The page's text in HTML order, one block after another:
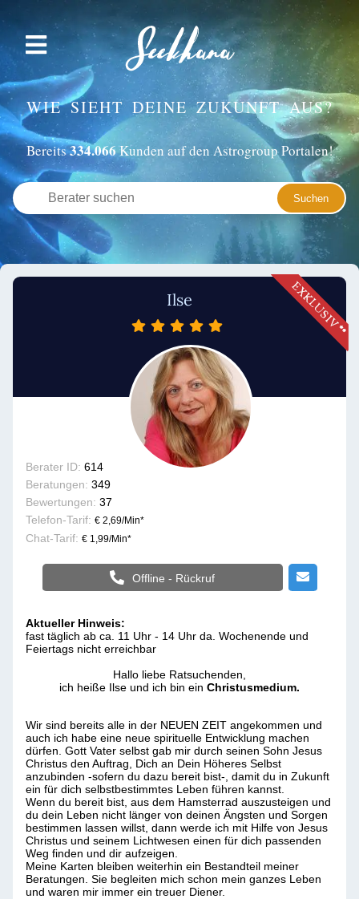
WIE SIEHT DEINE ZUKUNFT AUS?
Bereits334.066Kunden auf den Astrogroup Portalen!
Ilse
Berater ID: 614
Beratungen: 349
Bewertungen: 37
Telefon-Tarif: € 2,69/Min*
Chat-Tarif: € 1,99/Min*
Offline - Rückruf
Aktueller Hinweis:
fast täglich ab ca. 11 Uhr - 14 Uhr da. Wochenende und
Feiertags nicht erreichbar
Hallo liebe Ratsuchenden,
ich heiße Ilse und ich bin ein Christusmedium.
Wir sind bereits alle in der NEUEN ZEIT angekommen und
auch ich habe eine neue spirituelle Entwicklung machen
dürfen. Gott Vater selbst gab mir durch seinen Sohn Jesus
Christus den Auftrag, Dich an Dein Höheres Selbst
anzubinden -sofern du dazu bereit bist-, damit du in Zukunft
ein für dich selbstbestimmtes Leben führen kannst.
Wenn du bereit bist, aus dem Hamsterrad auszusteigen und
du dein Leben nicht länger von deinen Ängsten und Sorgen
bestimmen lassen willst, dann werde ich mit Hilfe von Jesus
Christus und seinem Lichtwesen einen für dich passenden
Weg finden und dir aufzeigen.
Meine Karten bleiben weiterhin ein Bestandteil meiner
Beratungen. Sie begleiten mich schon mein ganzes Leben
und waren mir immer ein treuer Diener.